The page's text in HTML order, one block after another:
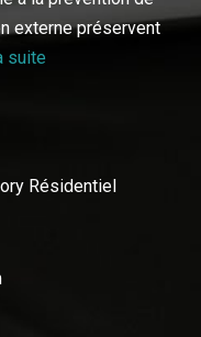
externe préservent
suite
Résidentiel